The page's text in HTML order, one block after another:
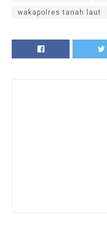
wakapolres tanah laut